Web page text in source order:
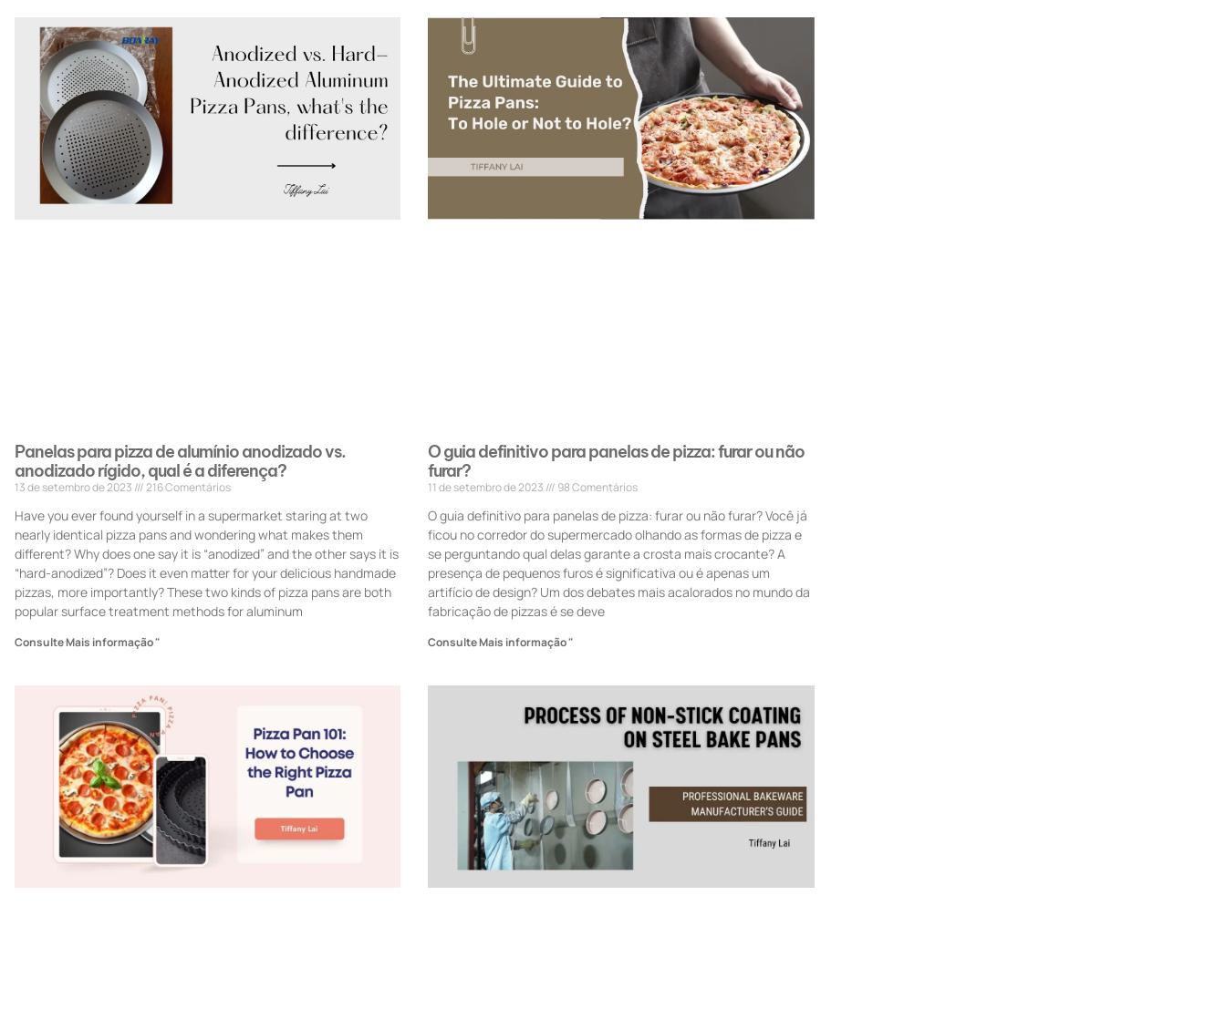
Panelas para pizza de alumínio anodizado vs.
anodizado rígido, qual é a diferença?
13 de setembro de 2023 216 Comentários
Have you ever found yourself in a supermarket staring at two
nearly identical pizza pans and wondering what makes them
different? Why does one say it is “anodized” and the other says it is
“hard-anodized”? Does it even matter for your delicious handmade
pizzas, more importantly? These two kinds of pizza pans are both
popular surface treatment methods for aluminum
Consulte Mais informação "
O guia definitivo para panelas de pizza: furar ou não
furar?
11 de setembro de 2023 98 Comentários
O guia definitivo para panelas de pizza: furar ou não furar? Você já
ficou no corredor do supermercado olhando as formas de pizza e
se perguntando qual delas garante a crosta mais crocante? A
presença de pequenos furos é significativa ou é apenas um
artifício de design? Um dos debates mais acalorados no mundo da
fabricação de pizzas é se deve
Consulte Mais informação "